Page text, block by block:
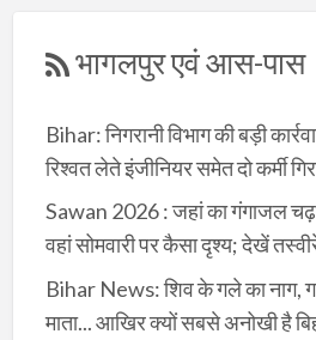
भागलपुर एवं आस-पास
Bihar: निगरानी विभाग की बड़ी
रिश्वत लेते इंजीनियर समेत दो कर्मी
Sawan 2026 : जहां का गंगाजल
वहां सोमवारी पर कैसा दृश्य; देखें
Bihar News: शिव के गले का नाग,
माता... आखिर क्यों सबसे अनोखी है